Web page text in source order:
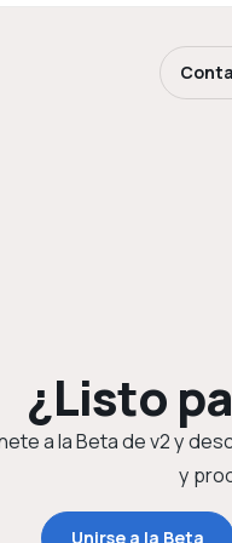
¿Listo
a la Beta de v2 y
y
Unirse a la Beta